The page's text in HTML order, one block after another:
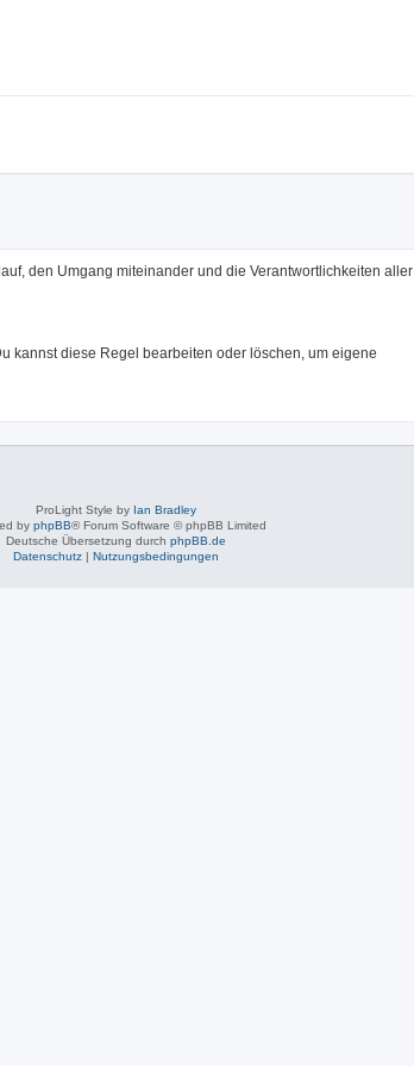
den Umgang miteinander und die Verantwortlichkeiten aller
kannst diese Regel bearbeiten oder löschen, um eigene
ProLight Style by Ian Bradley
by phpBB® Forum Software © phpBB Limited
Deutsche Übersetzung durch phpBB.de
Datenschutz| Nutzungsbedingungen